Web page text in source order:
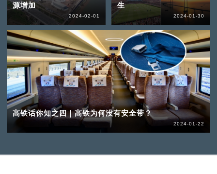
源增加
2024-02-01
生
2024-01-30
高铁话你知之四｜高铁为何没有安全带？
2024-01-22